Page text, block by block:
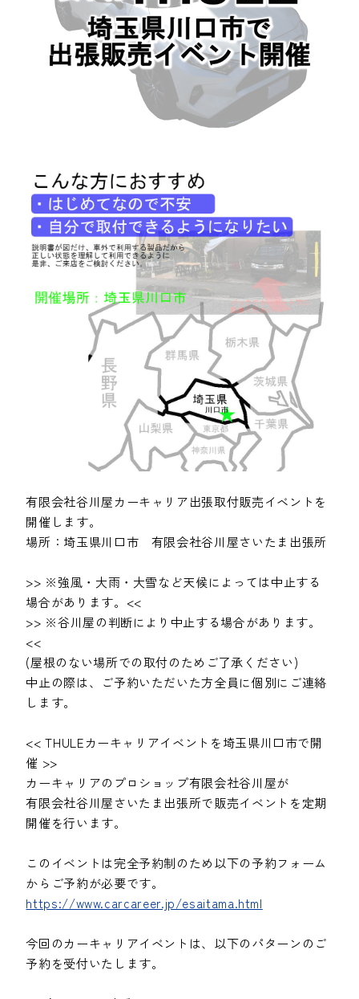
有限会社谷川屋カーキャリア出張取付販売イベントを
開催します。
場所：埼玉県川口市 有限会社谷川屋さいたま出張所
>> ※強風・大雨・大雪など天候によっては中止する
場合があります。<<
>> ※谷川屋の判断により中止する場合があります。
<<
(屋根のない場所での取付のためご了承ください)
中止の際は、ご予約いただいた方全員に個別にご連絡
します。
<< THULEカーキャリアイベントを埼玉県川口市で開
催 >>
カーキャリアのプロショップ有限会社谷川屋が
有限会社谷川屋さいたま出張所で販売イベントを定期
開催を行います。
このイベントは完全予約制のため以下の予約フォーム
からご予約が必要です。
https://www.carcareer.jp/esaitama.html
今回のカーキャリアイベントは、以下のパターンのご
予約を受付いたします。